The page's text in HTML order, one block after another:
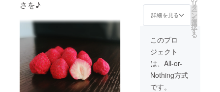
さを♪
容量13
ｇのお
10月ご
定で
す。
コー
ン 6
ｇ
※②DRE
ETS（
苺・巨
峰・
桃）4
ｇ(10粒
前後)
詳細を見る
リ
タ
ー
ン
を
選
択
す
る
このプロ
ジェクト
は、All-or-
Nothing方式
です。